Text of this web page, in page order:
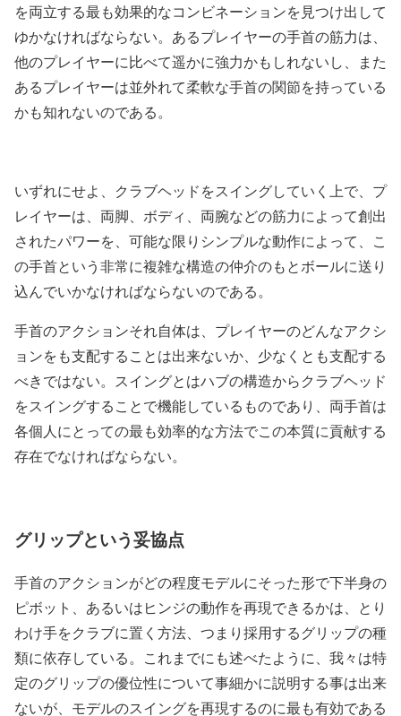
を両立する最も効果的なコンビネーションを見つけ出して
ゆかなければならない。あるプレイヤーの手首の筋力は、
他のプレイヤーに比べて遥かに強力かもしれないし、また
あるプレイヤーは並外れて柔軟な手首の関節を持っている
かも知れないのである。
いずれにせよ、クラブヘッドをスイングしていく上で、プ
レイヤーは、両脚、ボディ、両腕などの筋力によって創出
されたパワーを、可能な限りシンプルな動作によって、こ
の手首という非常に複雑な構造の仲介のもとボールに送り
込んでいかなければならないのである。
手首のアクションそれ自体は、プレイヤーのどんなアクシ
ョンをも支配することは出来ないか、少なくとも支配する
べきではない。スイングとはハブの構造からクラブヘッド
をスイングすることで機能しているものであり、両手首は
各個人にとっての最も効率的な方法でこの本質に貢献する
存在でなければならない。
グリップという妥協点
手首のアクションがどの程度モデルにそった形で下半身の
ピボット、あるいはヒンジの動作を再現できるかは、とり
わけ手をクラブに置く方法、つまり採用するグリップの種
類に依存している。これまでにも述べたように、我々は特
定のグリップの優位性について事細かに説明する事は出来
ないが、モデルのスイングを再現するのに最も有効である